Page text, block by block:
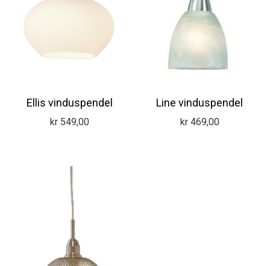
Ellis vinduspendel
kr549,00
Line vinduspendel
kr469,00